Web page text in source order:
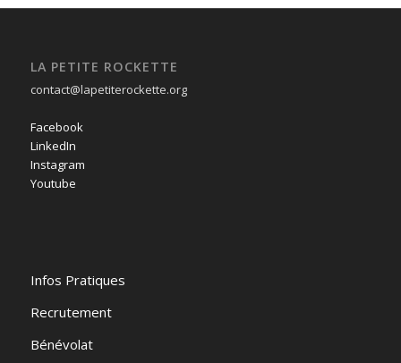
LA PETITE ROCKETTE
contact@lapetiterockette.org
Facebook
LinkedIn
Instagram
Youtube
Infos Pratiques
Recrutement
Bénévolat